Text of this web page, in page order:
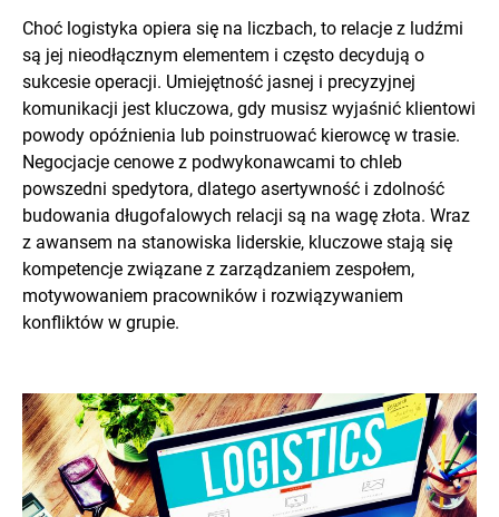
Choć logistyka opiera się na liczbach, to relacje z ludźmi
są jej nieodłącznym elementem i często decydują o
sukcesie operacji. Umiejętność jasnej i precyzyjnej
komunikacji jest kluczowa, gdy musisz wyjaśnić klientowi
powody opóźnienia lub poinstruować kierowcę w trasie.
Negocjacje cenowe z podwykonawcami to chleb
powszedni spedytora, dlatego asertywność i zdolność
budowania długofalowych relacji są na wagę złota. Wraz
z awansem na stanowiska liderskie, kluczowe stają się
kompetencje związane z zarządzaniem zespołem,
motywowaniem pracowników i rozwiązywaniem
konfliktów w grupie.